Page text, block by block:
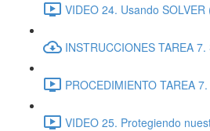
VIDEO 24. Usando SOLVER
INSTRUCCIONES TAREA 7.
PROCEDIMIENTO TAREA
VIDEO 25. Protegiendo